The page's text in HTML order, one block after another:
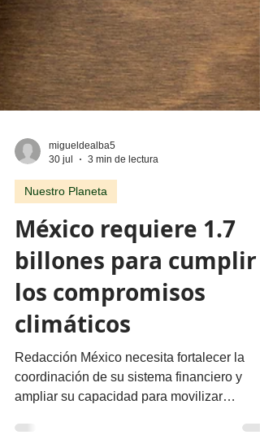
migueldealba5
30 jul
3 min de lectura
Nuestro Planeta
México requiere 1.7
billones para cumplir
los compromisos
climáticos